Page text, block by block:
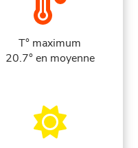
T° maximum
20.7° en moyenne